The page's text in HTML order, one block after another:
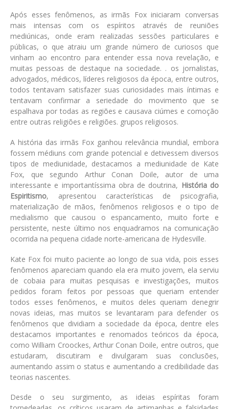
Após esses fenômenos, as irmãs Fox iniciaram conversas
mais intensas com os espíritos através de reuniões
mediúnicas, onde eram realizadas sessões particulares e
públicas, o que atraiu um grande número de curiosos que
vinham ao encontro para entender essa nova revelação, e
muitas pessoas de destaque na sociedade. . os jornalistas,
advogados, médicos, líderes religiosos da época, entre outros,
todos tentavam satisfazer suas curiosidades mais íntimas e
tentavam confirmar a seriedade do movimento que se
espalhava por todas as regiões e causava ciúmes e comoção
entre outras religiões e religiões. grupos religiosos.
A história das irmãs Fox ganhou relevância mundial, embora
fossem médiuns com grande potencial e detivessem diversos
tipos de mediunidade, destacamos a mediunidade de Kate
Fox, que segundo Arthur Conan Doile, autor de uma
interessante e importantíssima obra de doutrina, História do
Espiritismo, apresentou características de psicografia,
materialização de mãos, fenômenos religiosos e o tipo de
medialismo que causou o espancamento, muito forte e
persistente, neste último nos enquadramos na comunicação
ocorrida na pequena cidade norte-americana de Hydesville.
Kate Fox foi muito paciente ao longo de sua vida, pois esses
fenômenos apareciam quando ela era muito jovem, ela serviu
de cobaia para muitas pesquisas e investigações, muitos
pedidos foram feitos por pessoas que queriam entender
todos esses fenômenos, e muitos deles queriam denegrir
novas ideias, mas muitos se levantaram para defender os
fenômenos que dividiam a sociedade da época, dentre eles
destacamos importantes e renomados teóricos da época,
como William Croockes, Arthur Conan Doile, entre outros, que
estudaram, discutiram e divulgaram suas conclusões,
aumentando assim o status e aumentando a credibilidade das
teorias nascentes.
Desde o seu surgimento, as ideias espíritas foram